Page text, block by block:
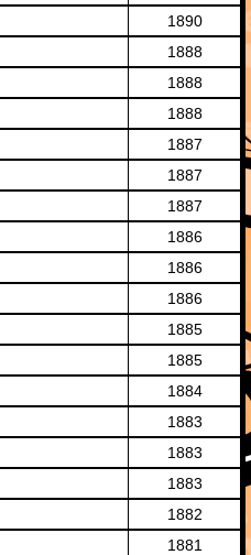
1890
1888
1888
1888
1887
1887
1887
1886
1886
1886
1885
1885
1884
1883
1883
1883
1882
1881